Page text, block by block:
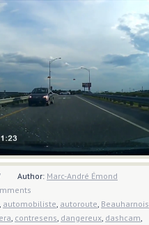
Author: Marc-André Émond
automobiliste autoroute Beauharnois
contresens dangereux dashcam